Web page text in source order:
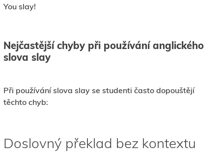
You slay!
Nejčastější chyby při používání anglického
slova slay
Při používání slova slay se studenti často dopouštějí
těchto chyb:
Doslovný překlad bez kontextu